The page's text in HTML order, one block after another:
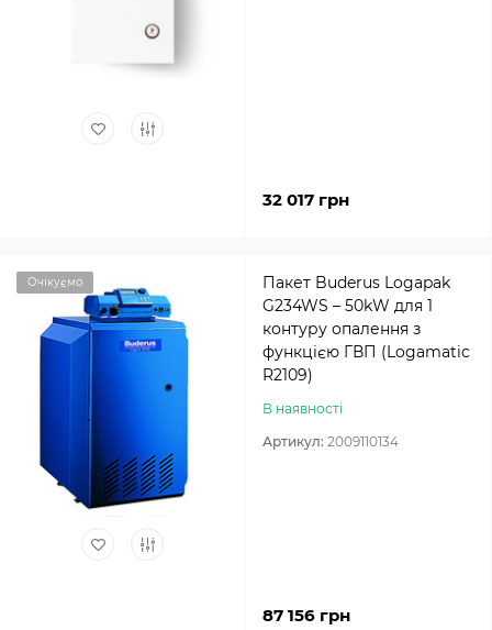
32 017 грн
Очікуємо
Пакет Buderus Logapak
G234WS – 50kW для 1
контуру опалення з
функцією ГВП (Logamatic
R2109)
В наявності
Артикул: 2009110134
87 156 грн